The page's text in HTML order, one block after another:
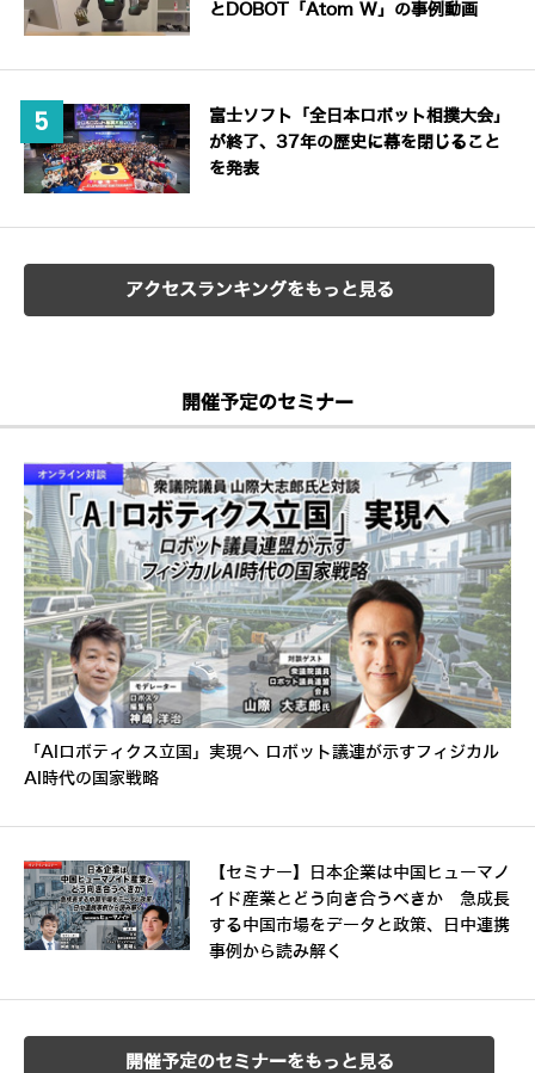
とDOBOT「Atom W」の事例動画
富士ソフト「全日本ロボット相撲大会」
が終了、37年の歴史に幕を閉じること
を発表
アクセスランキングをもっと見る
開催予定のセミナー
「AIロボティクス立国」実現へ ロボット議連が示すフィジカル
AI時代の国家戦略
【セミナー】日本企業は中国ヒューマノ
イド産業とどう向き合うべきか 急成長
する中国市場をデータと政策、日中連携
事例から読み解く
開催予定のセミナーをもっと見る